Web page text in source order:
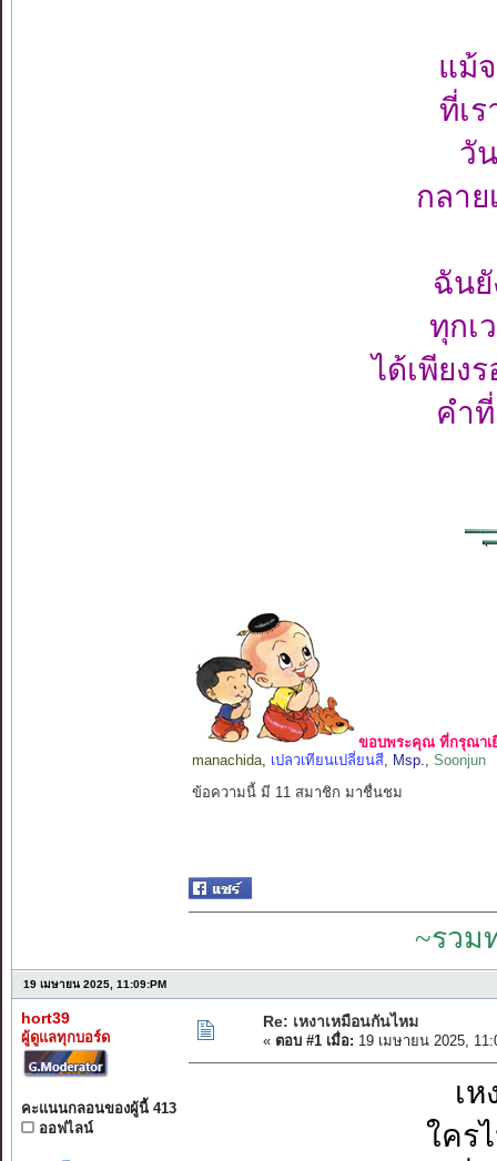
แม้
ที่เ
วั
กลา
ฉันยั
ทุกเ
ได้เพียง
คำ
ขอบพระคุณ ที่กรุณาเ
manachida, เปลวเทียนเปลี่ยนสี, Msp., Soonjun
ข้อความนี้ มี 11 สมาชิก มาชื่นชม
~รวม
19 เมษายน 2025, 11:09:PM
hort39
ผู้ดูแลทุกบอร์ด
คะแนนกลอนของผู้นี้ 413
ออฟไลน์
Re: เหงาเหมือนกันไหม
« ตอบ #1 เมื่อ: 19 เมษายน 2025,
เ
ใคร